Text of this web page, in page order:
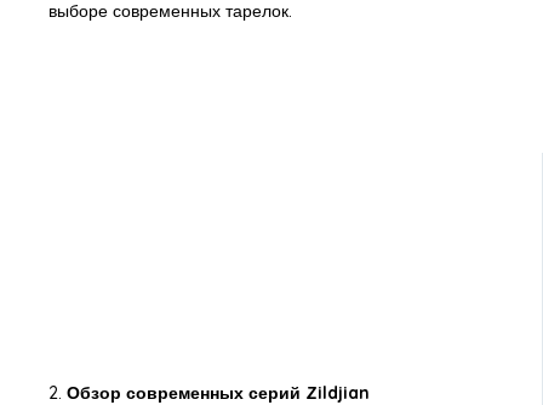
выборе современных тарелок.
2. Обзор современных серий Zildjian